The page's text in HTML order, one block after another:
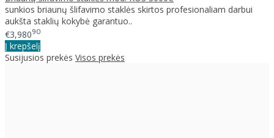
sunkios briaunų šlifavimo staklės skirtos profesionaliam darbui
aukšta staklių kokybė garantuo..
€3,98090
Į krepšelį
Susijusios prekės Visos prekės